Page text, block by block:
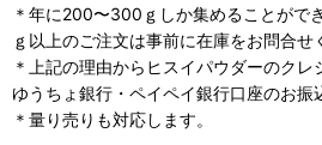
＊年に200〜300ｇしか集めることがで
ｇ以上のご注文は事前に在庫をお問合せ
＊上記の理由からヒスイパウダーのクレ
ゆうちょ銀行・ペイペイ銀行口座のお振
＊量り売りも対応します。